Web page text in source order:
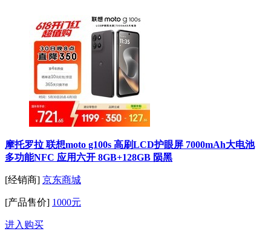
摩托罗拉 联想moto g100s 高刷LCD护眼屏 7000mAh大电池
多功能NFC 应用六开 8GB+128GB 陨黑
[经销商] 京东商城
[产品售价] 1000元
进入购买